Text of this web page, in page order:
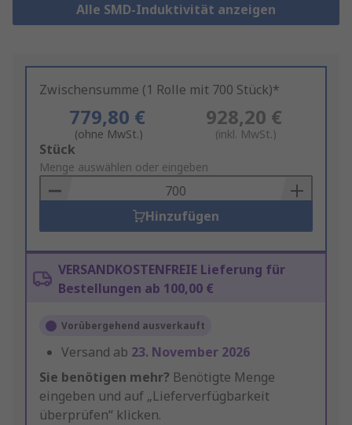
Alle SMD-Induktivität anzeigen
Zwischensumme (1 Rolle mit 700 Stück)*
779,80 €
(ohne MwSt.)
928,20 €
(inkl. MwSt.)
Add
to
Basket
Stück
Menge auswählen oder eingeben
Hinzufügen
VERSANDKOSTENFREIE Lieferung für
Bestellungen ab 100,00 €
Vorübergehend ausverkauft
Versand ab 23. November 2026
Sie benötigen mehr? Benötigte Menge
eingeben und auf „Lieferverfügbarkeit
überprüfen“ klicken.